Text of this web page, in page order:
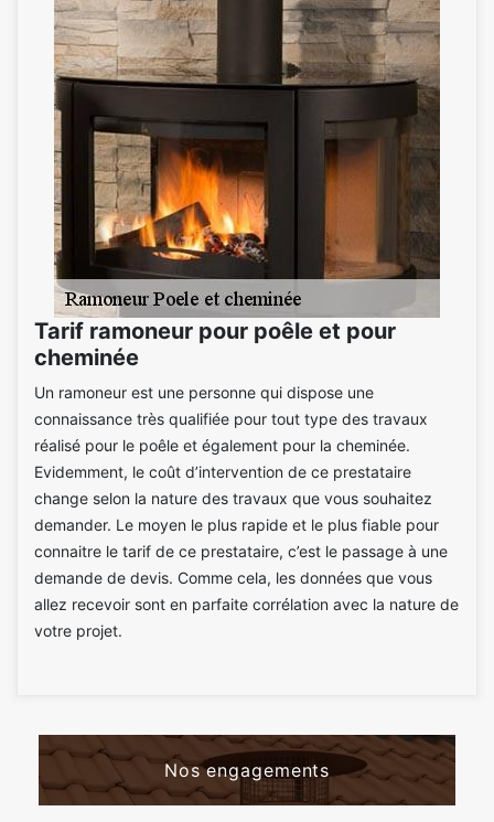
Tarif ramoneur pour poêle et pour
cheminée
Un ramoneur est une personne qui dispose une
connaissance très qualifiée pour tout type des travaux
réalisé pour le poêle et également pour la cheminée.
Evidemment, le coût d’intervention de ce prestataire
change selon la nature des travaux que vous souhaitez
demander. Le moyen le plus rapide et le plus fiable pour
connaitre le tarif de ce prestataire, c’est le passage à une
demande de devis. Comme cela, les données que vous
allez recevoir sont en parfaite corrélation avec la nature de
votre projet.
Nos engagements